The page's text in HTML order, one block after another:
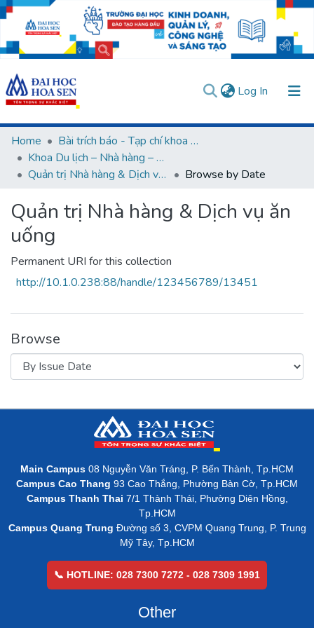
Log In (current)
Communities & Collections
All of DSpace
User guides
Usage rules
Verify account
Home
Bài trích báo - Tạp chí khoa học (Open Access)
Khoa Du lịch – Nhà hàng – Khách sạn
Quản trị Nhà hàng & Dịch vụ ăn uống
Browse by Date
Quản trị Nhà hàng & Dịch vụ ăn
uống
Permanent URI for this collection
http://10.1.0.238:88/handle/123456789/13451
Browse
Main Campus 08 Nguyễn Văn Tráng, P. Bến Thành, Tp.HCM
Campus Cao Thang 93 Cao Thắng, Phường Bàn Cờ, Tp.HCM
Campus Thanh Thai 7/1 Thành Thái, Phường Diên Hồng,
Tp.HCM
Campus Quang Trung Đường số 3, CVPM Quang Trung, P. Trung
Mỹ Tây, Tp.HCM
📞 HOTLINE: 028 7300 7272 - 028 7309 1991
Other